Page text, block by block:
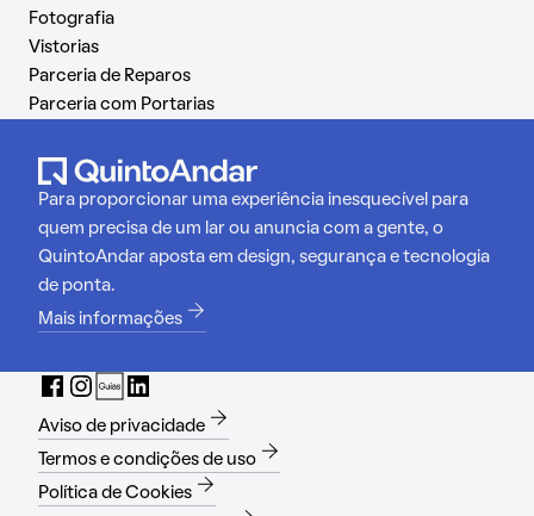
Fotografia
Vistorias
Parceria de Reparos
Parceria com Portarias
Para proporcionar uma experiência inesquecível para
quem precisa de um lar ou anuncia com a gente, o
QuintoAndar aposta em design, segurança e tecnologia
de ponta.
Mais informações
Aviso de privacidade
Termos e condições de uso
Política de Cookies